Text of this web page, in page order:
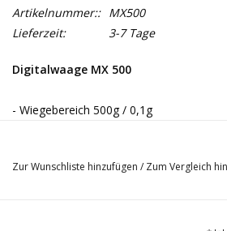
Artikelnummer:: MX500
Lieferzeit:
3-7 Tage
Digitalwaage MX 500
- Wiegebereich 500g / 0,1g
- blaue Hintergrundbeleuchtung
Zur Wunschliste hinzufügen / Zum Vergleich